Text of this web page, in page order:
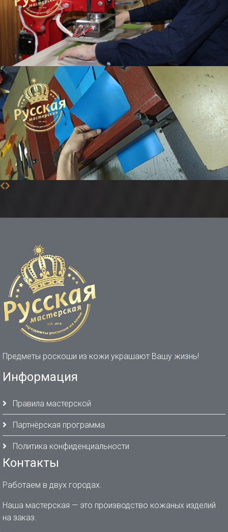
Предметы роскоши из кожи украшают Вашу жизнь!
Информация
Правила мастерской
Партнёрская программа
Политика конфиденциальности
Контакты
Работаем в двух городах.
Наша мастерская — это производство кожаных изделий
на заказ.